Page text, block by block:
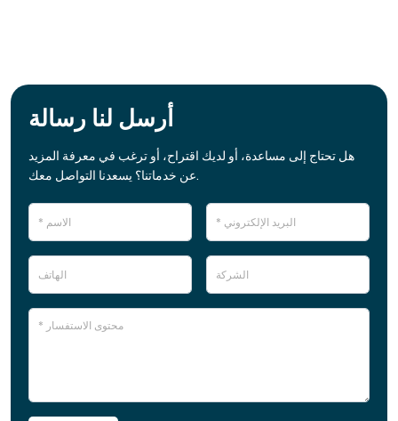
أرسل لنا رسالة
هل تحتاج إلى مساعدة، أو لديك اقتراح، أو ترغب في معرفة المزيد
عن خدماتنا؟ يسعدنا التواصل معك.